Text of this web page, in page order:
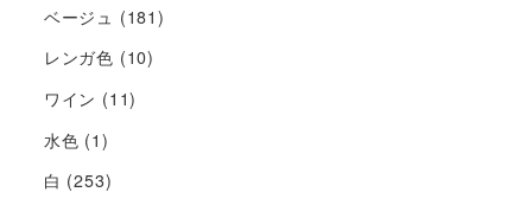
ベージュ (181)
レンガ色 (10)
ワイン (11)
水色 (1)
白 (253)